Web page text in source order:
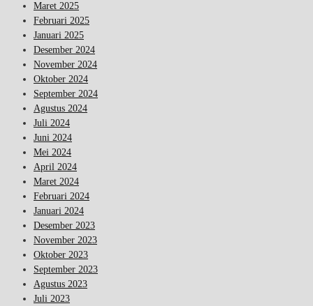
Maret 2025
Februari 2025
Januari 2025
Desember 2024
November 2024
Oktober 2024
September 2024
Agustus 2024
Juli 2024
Juni 2024
Mei 2024
April 2024
Maret 2024
Februari 2024
Januari 2024
Desember 2023
November 2023
Oktober 2023
September 2023
Agustus 2023
Juli 2023